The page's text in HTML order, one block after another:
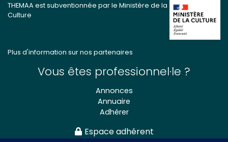
THEMAA est subventionnée par le Ministère de la
Culture
Plus d'information sur nos partenaires
Vous êtes professionnel·le ?
Annonces
Annuaire
Adhérer
Espace adhérent